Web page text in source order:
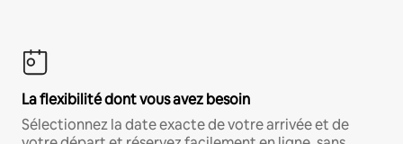
La flexibilité dont vous avez besoin
Sélectionnez la date exacte de votre arrivée et de